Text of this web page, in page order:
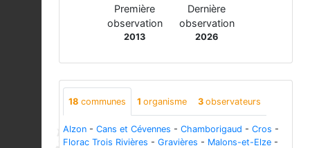
Première
observation
2013
Dernière
observation
2026
18 communes 1 organisme 3 observateurs
Alzon - Cans et Cévennes - Chamborigaud - Cros -
Florac Trois Rivières - Gravières - Malons-et-Elze -